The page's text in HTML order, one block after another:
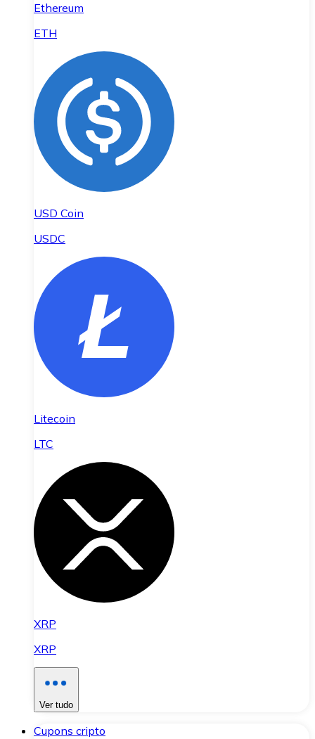
Ethereum
ETH
USD Coin
USDC
Litecoin
LTC
XRP
XRP
Ver tudo
Cupons cripto